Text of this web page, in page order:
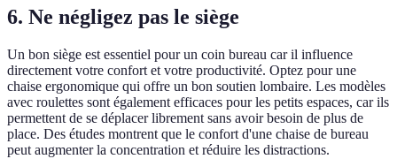
6. Ne négligez pas le siège
Un bon siège est essentiel pour un coin bureau car il influence
directement votre confort et votre productivité. Optez pour une
chaise ergonomique qui offre un bon soutien lombaire. Les modèles
avec roulettes sont également efficaces pour les petits espaces, car ils
permettent de se déplacer librement sans avoir besoin de plus de
place. Des études montrent que le confort d'une chaise de bureau
peut augmenter la concentration et réduire les distractions.